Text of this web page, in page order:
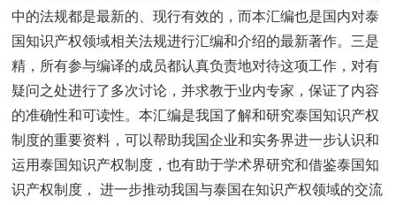
中的法规都是最新的、现行有效的，而本汇编也是国内对泰
国知识产权领域相关法规进行汇编和介绍的最新著作。三是
精，所有参与编译的成员都认真负责地对待这项工作，对有
疑问之处进行了多次讨论，并求教于业内专家，保证了内容
的准确性和可读性。本汇编是我国了解和研究泰国知识产权
制度的重要资料，可以帮助我国企业和实务界进一步认识和
运用泰国知识产权制度，也有助于学术界研究和借鉴泰国知
识产权制度， 进一步推动我国与泰国在知识产权领域的交流